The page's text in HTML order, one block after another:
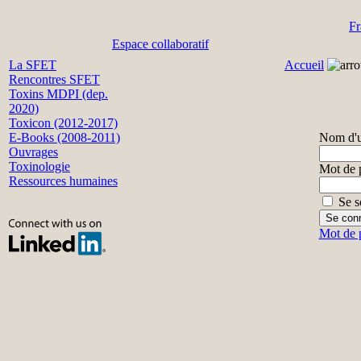
Espace collaboratif
La SFET
Rencontres SFET
Toxins MDPI (dep.
2020)
Toxicon (2012-2017)
E-Books (2008-2011)
Ouvrages
Toxinologie
Ressources humaines
Accueil
Nom
Mot de
Se
Mot de